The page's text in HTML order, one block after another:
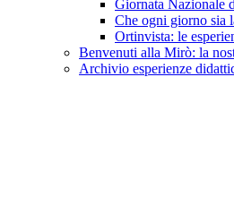
Giornata Nazionale
Che ogni giorno sia
Ortinvista: le
Benvenuti alla Mirò: la
Archivio esperienze